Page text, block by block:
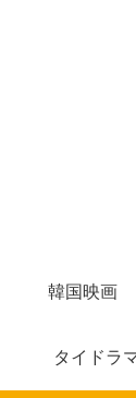
韓国映画
タイドラ